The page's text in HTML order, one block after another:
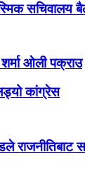
सचिवालय
शर्मा ओली पक्राउ
कांग्रेस
राजनीतिबाट